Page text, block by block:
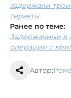
задержали
теракты.
Ранее по теме:
Задержанные в
операции с
Автор: